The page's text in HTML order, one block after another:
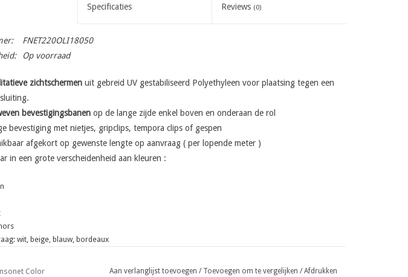
Specificaties Reviews (0)
FNET220OLI18050
Op voorraad
zichtschermenuit gebreid UV gestabiliseerd Polyethyleen voor plaatsing tegen een
bevestigingsbanenop de lange zijde enkel boven en onderaan de rol
bevestiging met nietjes, gripclips, tempora clips of gespen
afgekort op gewenste lengte op aanvraag ( per lopende meter )
in een grote verscheidenheid aan kleuren :
wit, beige, blauw, bordeaux
Color Aan verlanglijst toevoegen / Toevoegen om te vergelijken /Afdrukken